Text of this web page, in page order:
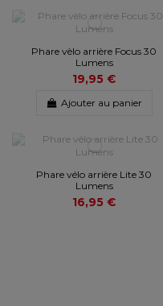
Phare vèlo arrière Focus 30
Lumens
19,95 €
Ajouter au panier
Phare vélo arrière Lite 30
Lumens
16,95 €